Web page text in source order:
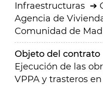
Infraestructuras
Agencia de
Comunidad de
Objeto del contrato
Ejecución de las
VPPA y trasteros en